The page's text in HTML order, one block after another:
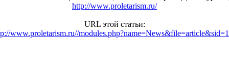
http://www.proletarism.ru/
URL этой статьи:
www.proletarism.ru//